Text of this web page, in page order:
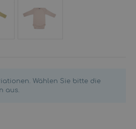
Wählen Sie bitte die
aus.